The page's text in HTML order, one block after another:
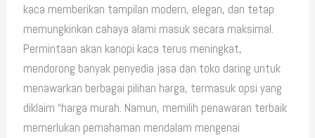
kaca memberikan tampilan modern, elegan, dan tetap
memungkinkan cahaya alami masuk secara maksimal.
Permintaan akan kanopi kaca terus meningkat,
mendorong banyak penyedia jasa dan toko daring untuk
menawarkan berbagai pilihan harga, termasuk opsi yang
diklaim “harga murah. Namun, memilih penawaran terbaik
memerlukan pemahaman mendalam mengenai